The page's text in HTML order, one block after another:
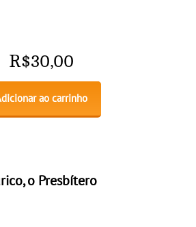
R$30,00
ao carrinho
o Presbítero